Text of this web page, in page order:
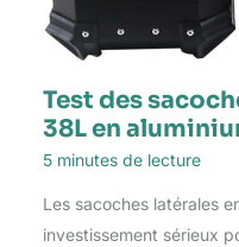
Test des
38L en
5 minutes de lecture
Les sacoches latérales
investissement sérieux